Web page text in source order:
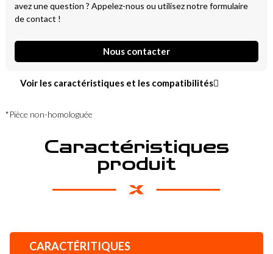
avez une question ? Appelez-nous ou utilisez notre formulaire
de contact !
Nous contacter
Voir les caractéristiques et les compatibilités
*Pièce non-homologuée
Caractéristiques
produit
CARACTÉRITIQUES